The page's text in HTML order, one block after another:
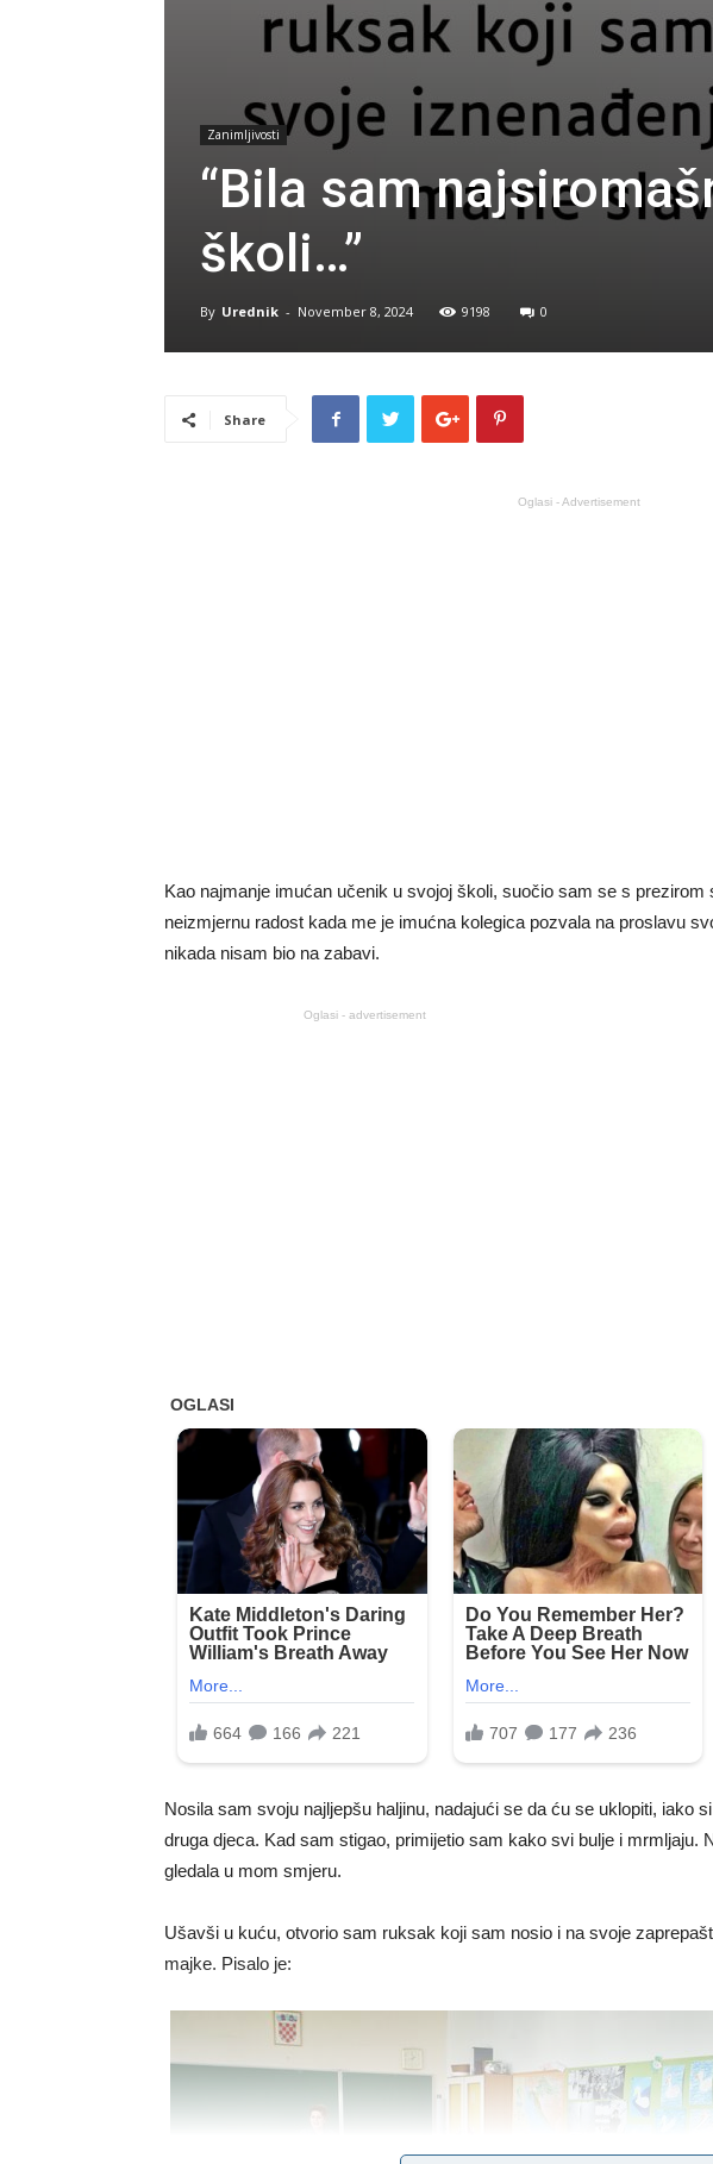
Zanimljivosti
“Bila sam
školi…”
By Urednik - November 8, 2024 9198 0
Share
Oglasi - Advertisement
Kao najmanje imućan učenik u svojoj školi, suočio sam se s
neizmjernu radost kada me je imućna kolegica pozvala na proslavu
nikada nisam bio na zabavi.
Oglasi - advertisement
Nosila sam svoju najljepšu haljinu, nadajući se da ću se uklopiti, iako
druga djeca. Kad sam stigao, primijetio sam kako svi bulje i mrmljaju.
gledala u mom smjeru.
Ušavši u kuću, otvorio sam ruksak koji sam nosio i na svoje
majke. Pisalo je: